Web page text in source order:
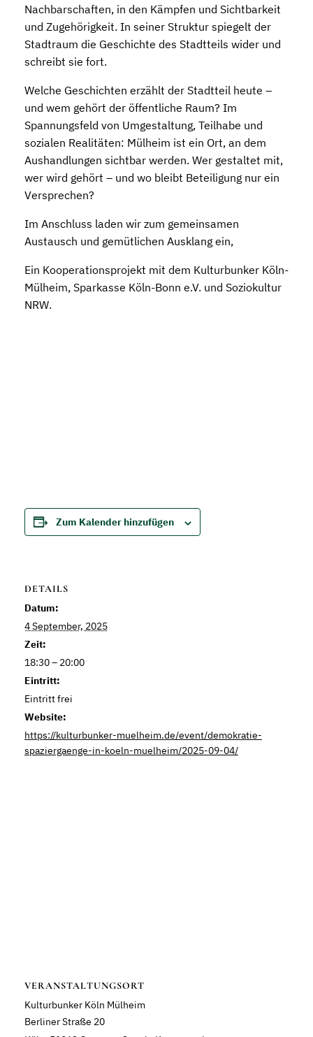
Nachbarschaften, in den Kämpfen und Sichtbarkeit
und Zugehörigkeit. In seiner Struktur spiegelt der
Stadtraum die Geschichte des Stadtteils wider und
schreibt sie fort.
Welche Geschichten erzählt der Stadtteil heute –
und wem gehört der öffentliche Raum? Im
Spannungsfeld von Umgestaltung, Teilhabe und
sozialen Realitäten: Mülheim ist ein Ort, an dem
Aushandlungen sichtbar werden. Wer gestaltet mit,
wer wird gehört – und wo bleibt Beteiligung nur ein
Versprechen?
Im Anschluss laden wir zum gemeinsamen
Austausch und gemütlichen Ausklang ein,
Ein Kooperationsprojekt mit dem Kulturbunker Köln-
Mülheim, Sparkasse Köln-Bonn e.V. und Soziokultur
NRW.
Zum Kalender hinzufügen
DETAILS
Datum:
4 September, 2025
Zeit:
18:30 – 20:00
Eintritt:
Eintritt frei
Website:
https://kulturbunker-muelheim.de/event/demokratie-
spaziergaenge-in-koeln-muelheim/2025-09-04/
VERANSTALTUNGSORT
Kulturbunker Köln Mülheim
Berliner Straße 20